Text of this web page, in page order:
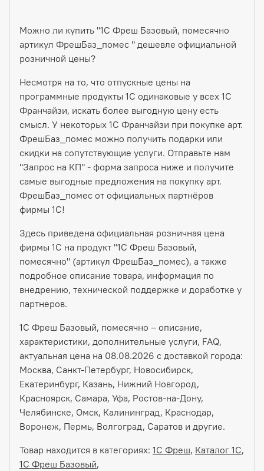
Можно ли купить "1С Фреш Базовый, помесячно
артикул ФрешБаз_помес " дешевле официальной
розничной цены?
Несмотря на то, что отпускные цены на
программные продукты 1С одинаковые у всех 1С
Франчайзи, искать более выгодную цену есть
смысл. У некоторых 1С Франчайзи при покупке арт.
ФрешБаз_помес можно получить подарки или
скидки на сопутствующие услуги. Отправьте нам
"Запрос на КП" - форма запроса ниже и получите
самые выгодные предложения на покупку арт.
ФрешБаз_помес от официальных партнёров
фирмы 1С!
Здесь приведена официальная розничная цена
фирмы 1С на продукт "1С Фреш Базовый,
помесячно" (артикул ФрешБаз_помес), а также
подробное описание товара, информация по
внедрению, технической поддержке и доработке у
партнеров.
1С Фреш Базовый, помесячно – описание,
характеристики, дополнительные услуги, FAQ,
актуальная цена на 08.08.2026 с доставкой города:
Москва, Санкт-Петербург, Новосибирск,
Екатеринбург, Казань, Нижний Новгород,
Красноярск, Самара, Уфа, Ростов-на-Дону,
Челябинске, Омск, Калининград, Краснодар,
Воронеж, Пермь, Волгоград, Саратов и другие.
Товар находится в категориях: 1С Фреш, Каталог 1С,
1С Фреш Базовый,